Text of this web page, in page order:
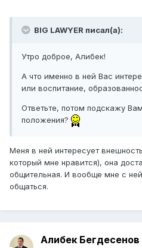
BIG LAWYER писал(а):
Утро доброе, Алибек!
А что именно в ней Вас
или воспитание,
Ответьте, потом подскажу
положения?
Меня в ней интересует
который мне нравится), она
общительная. И вообще мне с
общаться.
Алибек Бегдесенов